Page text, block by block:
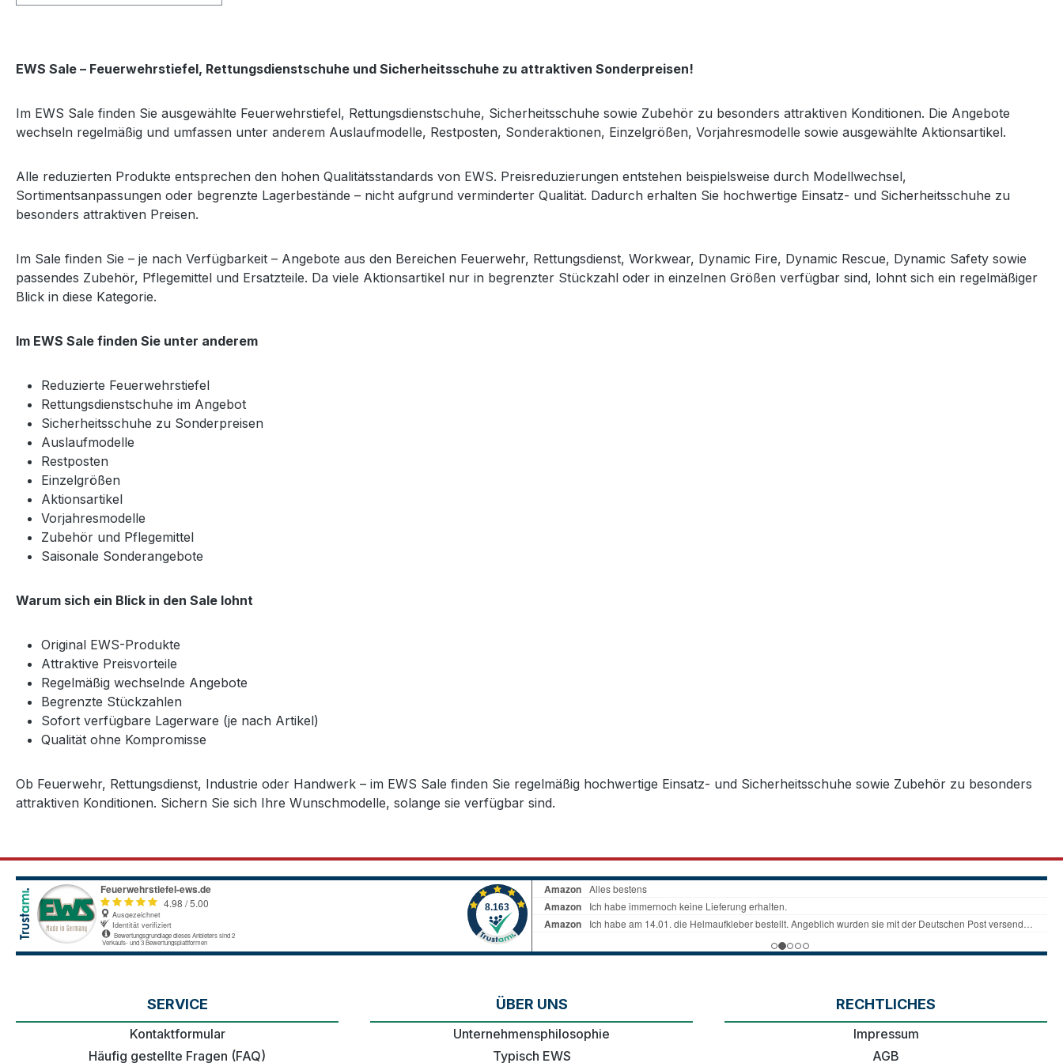
EWS Sale – Feuerwehrstiefel, Rettungsdienstschuhe und Sicherheitsschuhe zu attraktiven Sonderpreisen!
Im EWS Sale finden Sie ausgewählte Feuerwehrstiefel, Rettungsdienstschuhe, Sicherheitsschuhe sowie Zubehör zu besonders attraktiven Konditionen. Die Angebote
wechseln regelmäßig und umfassen unter anderem Auslaufmodelle, Restposten, Sonderaktionen, Einzelgrößen, Vorjahresmodelle sowie ausgewählte Aktionsartikel.
Alle reduzierten Produkte entsprechen den hohen Qualitätsstandards von EWS. Preisreduzierungen entstehen beispielsweise durch Modellwechsel,
Sortimentsanpassungen oder begrenzte Lagerbestände – nicht aufgrund verminderter Qualität. Dadurch erhalten Sie hochwertige Einsatz- und Sicherheitsschuhe zu
besonders attraktiven Preisen.
Im Sale finden Sie – je nach Verfügbarkeit – Angebote aus den Bereichen Feuerwehr, Rettungsdienst, Workwear, Dynamic Fire, Dynamic Rescue, Dynamic Safety sowie
passendes Zubehör, Pflegemittel und Ersatzteile. Da viele Aktionsartikel nur in begrenzter Stückzahl oder in einzelnen Größen verfügbar sind, lohnt sich ein regelmäßiger
Blick in diese Kategorie.
Im EWS Sale finden Sie unter anderem
Reduzierte Feuerwehrstiefel
Rettungsdienstschuhe im Angebot
Sicherheitsschuhe zu Sonderpreisen
Auslaufmodelle
Restposten
Einzelgrößen
Aktionsartikel
Vorjahresmodelle
Zubehör und Pflegemittel
Saisonale Sonderangebote
Warum sich ein Blick in den Sale lohnt
Original EWS-Produkte
Attraktive Preisvorteile
Regelmäßig wechselnde Angebote
Begrenzte Stückzahlen
Sofort verfügbare Lagerware (je nach Artikel)
Qualität ohne Kompromisse
Ob Feuerwehr, Rettungsdienst, Industrie oder Handwerk – im EWS Sale finden Sie regelmäßig hochwertige Einsatz- und Sicherheitsschuhe sowie Zubehör zu besonders
attraktiven Konditionen. Sichern Sie sich Ihre Wunschmodelle, solange sie verfügbar sind.
SERVICE
Kontaktformular
Häufig gestellte Fragen (FAQ)
ÜBER UNS
Unternehmensphilosophie
Typisch EWS
RECHTLICHES
Impressum
AGB